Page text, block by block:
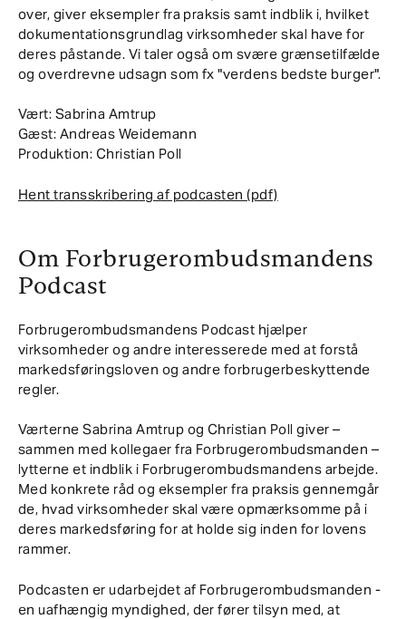
over, giver eksempler fra praksis samt indblik i, hvilket
dokumentationsgrundlag virksomheder skal have for
deres påstande. Vi taler også om svære grænsetilfælde
og overdrevne udsagn som fx "verdens bedste burger".
Vært: Sabrina Amtrup
Gæst: Andreas Weidemann
Produktion: Christian Poll
Hent transskribering af podcasten (pdf)
Om Forbrugerombudsmandens
Podcast
Forbrugerombudsmandens Podcast hjælper
virksomheder og andre interesserede med at forstå
markedsføringsloven og andre forbrugerbeskyttende
regler.
Værterne Sabrina Amtrup og Christian Poll giver –
sammen med kollegaer fra Forbrugerombudsmanden –
lytterne et indblik i Forbrugerombudsmandens arbejde.
Med konkrete råd og eksempler fra praksis gennemgår
de, hvad virksomheder skal være opmærksomme på i
deres markedsføring for at holde sig inden for lovens
rammer.
Podcasten er udarbejdet af Forbrugerombudsmanden -
en uafhængig myndighed, der fører tilsyn med, at